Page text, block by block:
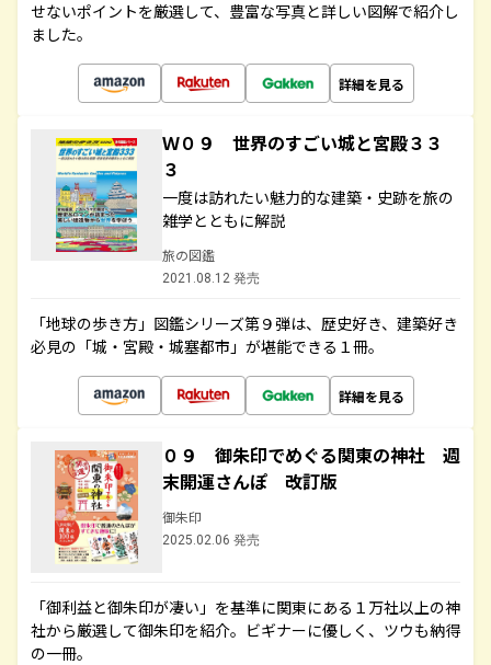
せないポイントを厳選して、豊富な写真と詳しい図解で紹介し
ました。
詳細を見る
Ｗ０９ 世界のすごい城と宮殿３３
３
一度は訪れたい魅力的な建築・史跡を旅の
雑学とともに解説
旅の図鑑
2021.08.12 発売
「地球の歩き方」図鑑シリーズ第９弾は、歴史好き、建築好き
必見の「城・宮殿・城塞都市」が堪能できる１冊。
詳細を見る
０９ 御朱印でめぐる関東の神社 週
末開運さんぽ 改訂版
御朱印
2025.02.06 発売
「御利益と御朱印が凄い」を基準に関東にある１万社以上の神
社から厳選して御朱印を紹介。ビギナーに優しく、ツウも納得
の一冊。